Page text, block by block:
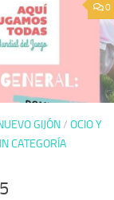
0
GIJÓN/ OCIO Y
CATEGORÍA